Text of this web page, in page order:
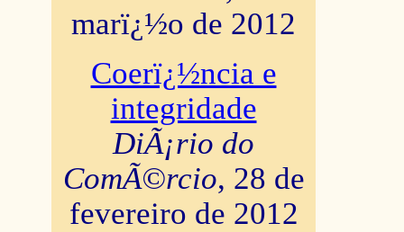
marï¿½o de 2012
Coerï¿½ncia e
integridade
DiÃ¡rio do
ComÃ©rcio, 28 de
fevereiro de 2012